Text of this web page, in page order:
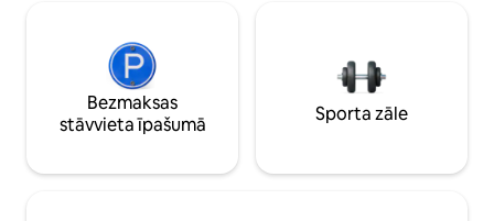
Bezmaksas
stāvvieta īpašumā
Sporta zāle